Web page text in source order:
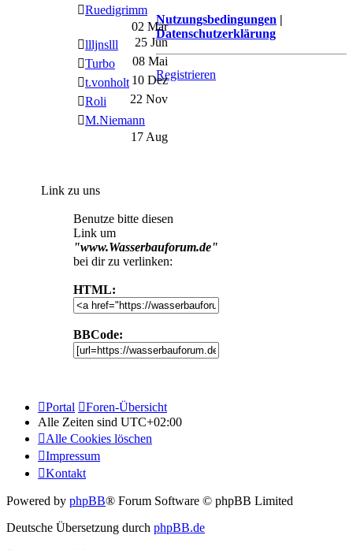
Nutzungsbedingungen |
Datenschutzerklärung
Registrieren
Ruedigrimm
02 Mär
llljnslll
25 Jun
Turbo
08 Mai
t.vonholt 10 Dez
Roli
22 Nov
M.Niemann
17 Aug
Link zu uns
Benutze bitte diesen
Link um
"www.Wasserbauforum.de"
bei dir zu verlinken:
HTML:
BBCode:
Portal
Foren-Übersicht
Alle Zeiten sind UTC+02:00
Alle Cookies löschen
Impressum
Kontakt
Powered by phpBB® Forum Software © phpBB Limited
Deutsche Übersetzung durch phpBB.de